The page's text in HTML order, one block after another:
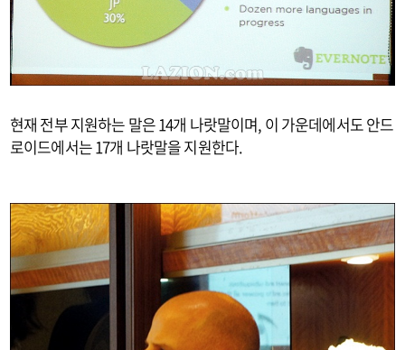
현재 전부 지원하는 말은 14개 나랏말이며, 이 가운데에서도 안드
로이드에서는 17개 나랏말을 지원한다.